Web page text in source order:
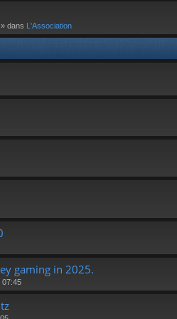
» dans L'Association
gaming in 2025.
07:45